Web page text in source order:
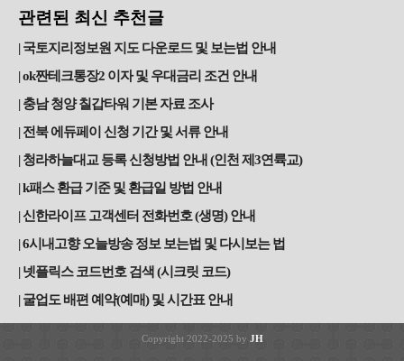
관련된 최신 추천글
국토지리정보원 지도 다운로드 및 보는법 안내
ok짠테크통장2 이자 및 우대금리 조건 안내
충남 청양 칠갑타워 기본 자료 조사
전북 에듀페이 신청 기간 및 서류 안내
청라하늘대교 등록 신청방법 안내 (인천 제3연륙교)
k패스 환급 기준 및 환급일 방법 안내
신한라이프 고객센터 전화번호 (생명) 안내
6시내고향 오늘방송 정보 보는법 및 다시보는 법
넷플릭스 코드번호 검색 (시크릿 코드)
굴업도 배편 예약(예매) 및 시간표 안내
Copyright 2022-2025 by JH